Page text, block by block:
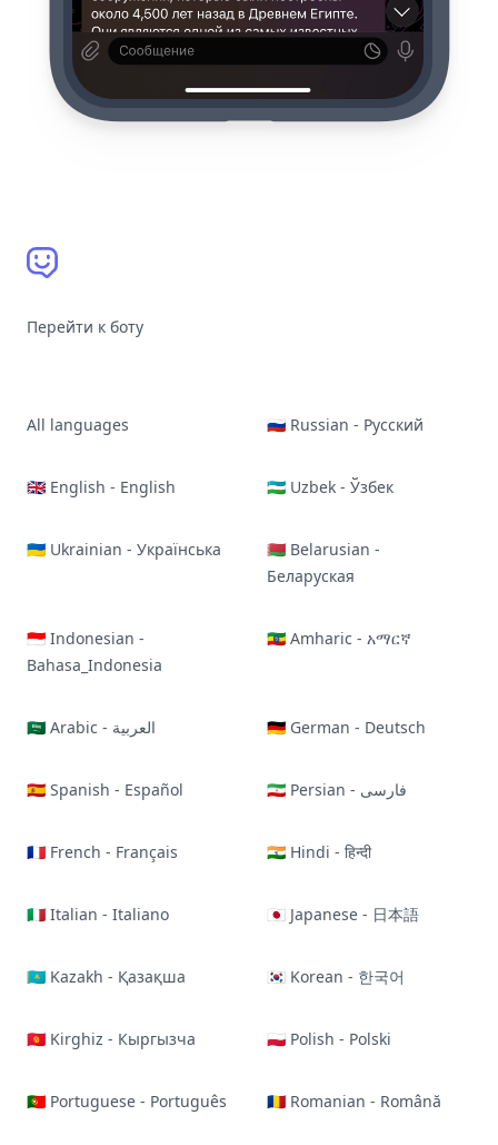
Перейти к боту
All languages 🇷🇺 Russian - Русский
🇬🇧 English - English 🇺🇿 Uzbek - Ўзбек
🇺🇦 Ukrainian - Українська
🇧🇾 Belarusian -
Беларуская
🇮🇩 Indonesian -
Bahasa_Indonesia
🇪🇹 Amharic - አማርኛ
🇸🇦 Arabic - العربية 🇩🇪 German - Deutsch
🇪🇸 Spanish - Español 🇮🇷 Persian - فارسی
🇫🇷 French - Français 🇮🇳 Hindi - हिन्दी
🇮🇹 Italian - Italiano 🇯🇵 Japanese - 日本語
🇰🇿 Kazakh - Қазақша 🇰🇷 Korean - 한국어
🇰🇬 Kirghiz - Кыргызча 🇵🇱 Polish - Polski
🇵🇹 Portuguese - Português 🇷🇴 Romanian - Română